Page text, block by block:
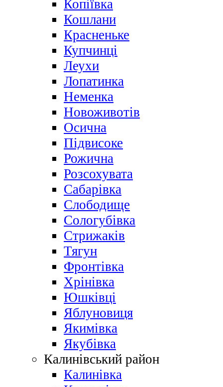
Копіївка
Кошлани
Красненьке
Купчинці
Леухи
Лопатинка
Неменка
Новоживотів
Осична
Підвисоке
Рожична
Розсохувата
Сабарівка
Слободище
Сологубівка
Стрижаків
Тягун
Фронтівка
Хрінівка
Юшківці
Яблуновиця
Якимівка
Якубівка
Калинівський район
Калинівка